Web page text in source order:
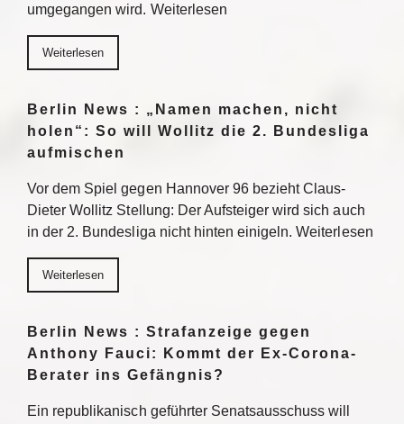
umgegangen wird. Weiterlesen
Weiterlesen
Berlin News : „Namen machen, nicht
holen“: So will Wollitz die 2. Bundesliga
aufmischen
Vor dem Spiel gegen Hannover 96 bezieht Claus-
Dieter Wollitz Stellung: Der Aufsteiger wird sich auch
in der 2. Bundesliga nicht hinten einigeln. Weiterlesen
Weiterlesen
Berlin News : Strafanzeige gegen
Anthony Fauci: Kommt der Ex-Corona-
Berater ins Gefängnis?
Ein republikanisch geführter Senatsausschuss will